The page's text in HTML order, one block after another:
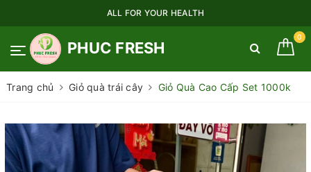
ALL FOR YOUR HEALTH
PHUC FRESH
0
Trang chủ Giỏ quà trái cây Giỏ Quà Cao Cấp Set 1000k